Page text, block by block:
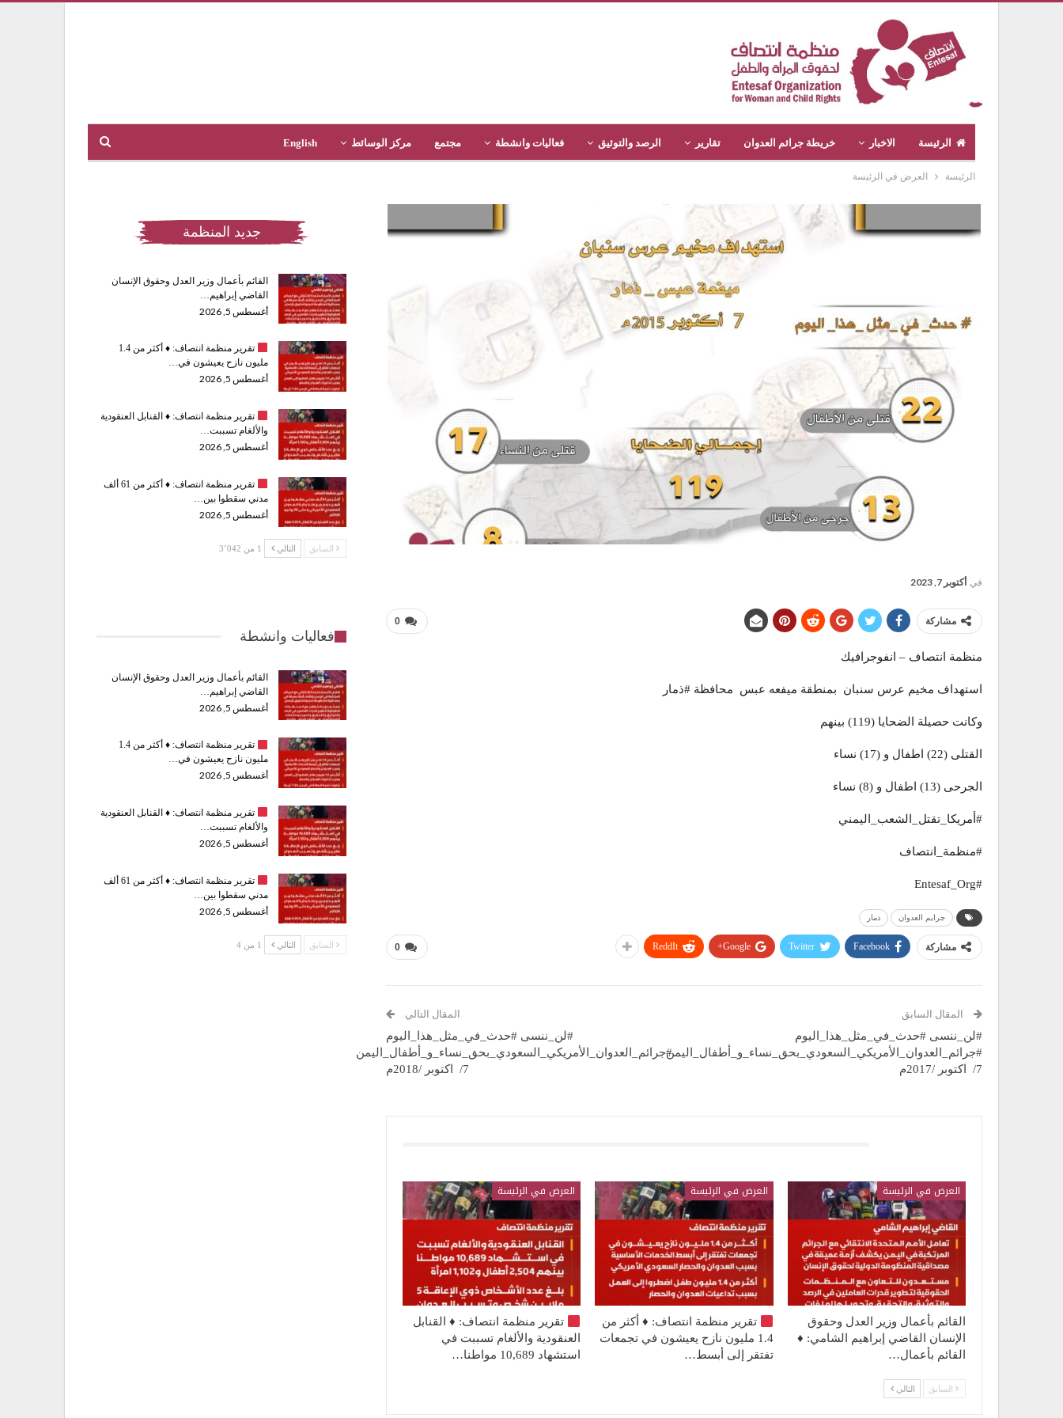
الرئيسة الاخبار خريطة جرائم العدوان تقارير الرصد والتوثيق فعاليات وانشطة مجتمع مركز الوسائط English
الرئيسة العرض في الرئيسة
في أكتوبر 7, 2023
0 مشاركة
منظمة انتصاف – انفوجرافيك
استهداف مخيم عرس سنبان بمنطقة ميفعه عبس محافظة #ذمار
وكانت حصيلة الضحايا (119) بينهم
القتلى (22) اطفال و (17) نساء
الجرحى (13) اطفال و (8) نساء
#أمريكا_تقتل_الشعب_اليمني
#منظمة_انتصاف
#Entesaf_Org
جرايم العدوان ذمار
0 مشاركة Facebook
Twitter
Google+
ReddIt
المقال السابق
#لن_ننسى #حدث_في_مثل_هذا_اليوم
#جرائم_العدوان_الأمريكي_السعودي_بحق_نساء_و_أطفال_اليمن
7/ اكتوبر /2017م
المقال التالي
#لن_ننسى #حدث_في_مثل_هذا_اليوم
#جرائم_العدوان_الأمريكي_السعودي_بحق_نساء_و_أطفال_اليمن
7/ اكتوبر /2018م
العرض في الرئيسة
القائم بأعمال وزير العدل وحقوق
الإنسان القاضي إبراهيم الشامي: ♦️
القائم بأعمال…
العرض في الرئيسة
تقرير منظمة انتصاف: ♦️ أكثر من
1.4 مليون نازح يعيشون في تجمعات
تفتقر إلى أبسط…
العرض في الرئيسة
تقرير منظمة انتصاف: ♦️القنابل
العنقودية والألغام تسببت في
استشهاد 10,689 مواطنا…
السابق التالي
جديد المنظمة
القائم بأعمال وزير العدل وحقوق الإنسان
القاضي إبراهيم…
أغسطس 5, 2026
تقرير منظمة انتصاف: ♦️
أكثر من 1.4
مليون نازح يعيشون في…
أغسطس 5, 2026
تقرير منظمة انتصاف: ♦️القنابل العنقودية
والألغام تسببت…
أغسطس 5, 2026
تقرير منظمة انتصاف: ♦️
أكثر من 61 ألف
مدني سقطوا بين…
أغسطس 5, 2026
السابق التالي 1 من 3٬042
فعاليات وانشطة
القائم بأعمال وزير العدل وحقوق الإنسان
القاضي إبراهيم…
أغسطس 5, 2026
تقرير منظمة انتصاف: ♦️
أكثر من 1.4
مليون نازح يعيشون في…
أغسطس 5, 2026
تقرير منظمة انتصاف: ♦️القنابل العنقودية
والألغام تسببت…
أغسطس 5, 2026
تقرير منظمة انتصاف: ♦️
أكثر من 61 ألف
مدني سقطوا بين…
أغسطس 5, 2026
السابق التالي 1 من 4